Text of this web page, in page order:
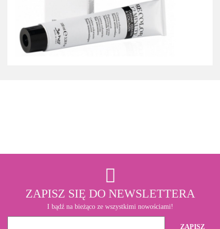
ZAPISZ SIĘ DO NEWSLETTERA
I bądź na bieżąco ze wszystkimi nowościami!